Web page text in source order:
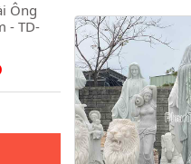
Ông
- TD-